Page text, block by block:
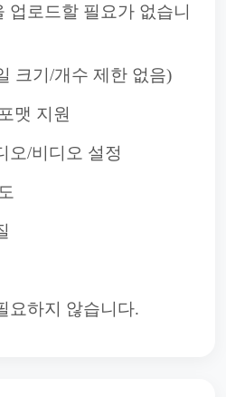
업로드할 필요가 없습니
크기/개수 제한 없음)
맷 지원
오/비디오 설정
요하지 않습니다.